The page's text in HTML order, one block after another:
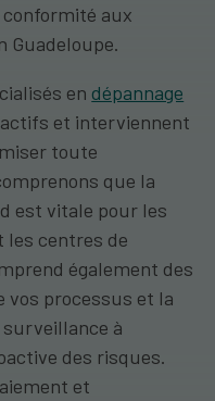
aux
Guadeloupe.
en dépannage
et interviennent
toute
que la
est vitale pour les
les centres de
également des
vos processus et la
surveillance à
des risques.
et